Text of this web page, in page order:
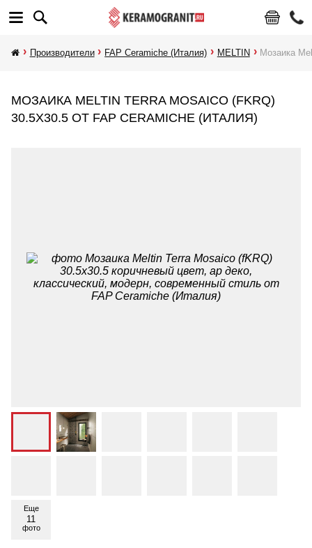
Производители FAP Ceramiche (Италия) MELTIN Мозаика
МОЗАИКА MELTIN TERRA MOSAICO (FKRQ)
30.5X30.5 ОТ FAP CERAMICHE (ИТАЛИЯ)
Еще
11
фото